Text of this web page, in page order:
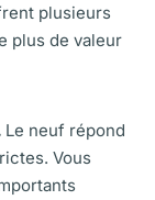
plusieurs
plus de valeur
Le neuf répond
Vous